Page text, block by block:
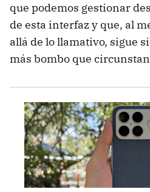
que podemos gestionar
de esta interfaz y que, al
allá de lo llamativo, sigue
más bombo que